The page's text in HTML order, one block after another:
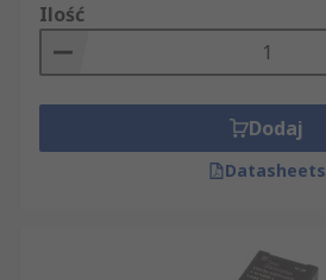
Ilość
Dodaj
Datasheets